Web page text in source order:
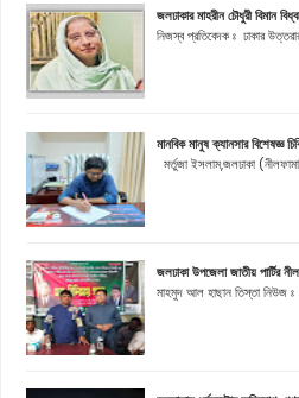
জলঢাকার মাহরীন চৌধুরী বিমান
নিজস্ব প্রতিবেদক ঃ ঢাকার
মানবিক মানুষ ক্যানসার বিশেষজ্ঞ
মর্তুজা ইসলাম,জলঢাকা
জলঢাকা উপজেলা জাতীয় পার্টির
মাহমুদ আল হাছান তিস্তা নিউজ ঃ